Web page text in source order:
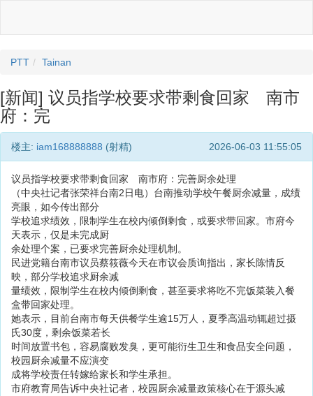
PTT Tainan
[新闻] 议员指学校要求带剩食回家 南市
府：完
楼主: iam168888888 (射精) 2026-06-03 11:55:05
议员指学校要求带剩食回家 南市府：完善厨余处理
（中央社记者张荣祥台南2日电）台南推动学校午餐厨余减量，成绩
亮眼，如今传出部分
学校追求绩效，限制学生在校内倾倒剩食，或要求带回家。市府今
天表示，仅是未完成厨
余处理个案，已要求完善厨余处理机制。
民进党籍台南市议员蔡筱薇今天在市议会质询指出，家长陈情反
映，部分学校追求厨余减
量绩效，限制学生在校内倾倒剩食，甚至要求将吃不完饭菜装入餐
盒带回家处理。
她表示，目前台南市每天供餐学生逾15万人，夏季高温动辄超过摄
氏30度，剩余饭菜若长
时间放置书包，容易腐败发臭，更可能衍生卫生和食品安全问题，
校园厨余减量不应演变
成将学校责任转嫁给家长和学生承担。
市府教育局告诉中央社记者，校园厨余减量政策核心在于源头减